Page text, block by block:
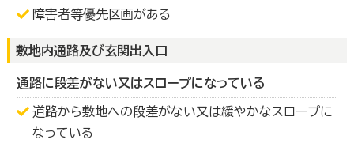
障害者等優先区画がある
敷地内通路及び玄関出入口
通路に段差がない又はスロープになっている
道路から敷地への段差がない又は緩やかなスロープに
なっている